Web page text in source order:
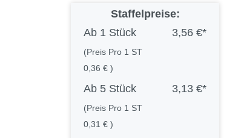
Staffelpreise:
Ab 1 Stück 3,56 €*
(Preis Pro 1 ST
0,36 € )
Ab 5 Stück 3,13 €*
(Preis Pro 1 ST
0,31 € )